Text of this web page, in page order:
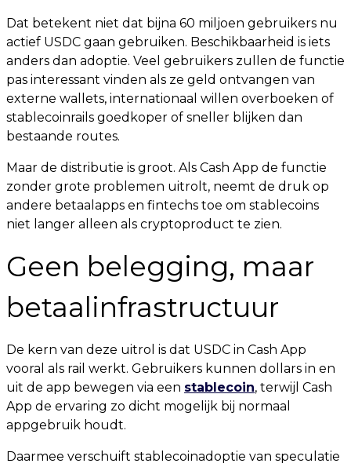
Dat betekent niet dat bijna 60 miljoen gebruikers nu
actief USDC gaan gebruiken. Beschikbaarheid is iets
anders dan adoptie. Veel gebruikers zullen de functie
pas interessant vinden als ze geld ontvangen van
externe wallets, internationaal willen overboeken of
stablecoinrails goedkoper of sneller blijken dan
bestaande routes.
Maar de distributie is groot. Als Cash App de functie
zonder grote problemen uitrolt, neemt de druk op
andere betaalapps en fintechs toe om stablecoins
niet langer alleen als cryptoproduct te zien.
Geen belegging, maar
betaalinfrastructuur
De kern van deze uitrol is dat USDC in Cash App
vooral als rail werkt. Gebruikers kunnen dollars in en
uit de app bewegen via een stablecoin, terwijl Cash
App de ervaring zo dicht mogelijk bij normaal
appgebruik houdt.
Daarmee verschuift stablecoinadoptie van speculatie